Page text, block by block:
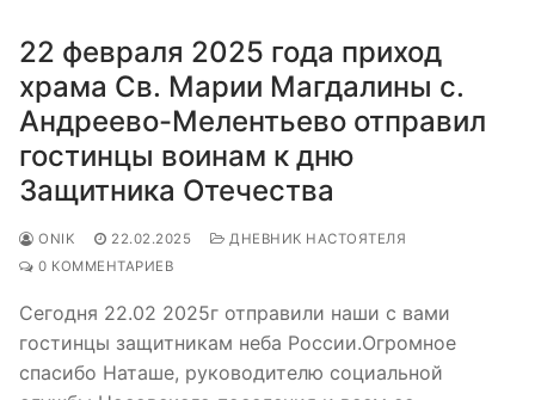
22 февраля 2025 года приход
храма Св. Марии Магдалины с.
Андреево-Мелентьево отправил
гостинцы воинам к дню
Защитника Отечества
ONIK 22.02.2025
ДНЕВНИК НАСТОЯТЕЛЯ
0 КОММЕНТАРИЕВ
Сегодня 22.02 2025г отправили наши с вами
гостинцы защитникам неба России.Огромное
спасибо Наташе, руководителю социальной